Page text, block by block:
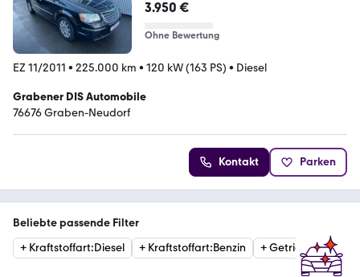
3.950 €
Ohne Bewertung
EZ 11/2011 • 225.000 km • 120 kW (163 PS) • Diesel
Grabener DIS Automobile
76676 Graben-Neudorf
Kontakt Parken
Beliebte passende Filter
+ Kraftstoffart:Diesel + Kraftstoffart:Benzin +Getriebe: